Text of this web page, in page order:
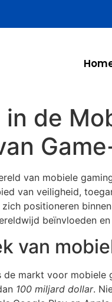
de
van mobiele
van veiligheid,
zich positioneren
beïnvloeden
van
de markt voor
100 miljard dollar.